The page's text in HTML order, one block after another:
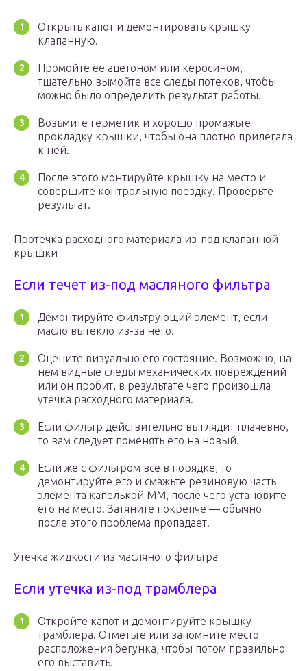
Открыть капот и демонтировать крышку
клапанную.
Промойте ее ацетоном или керосином,
тщательно вымойте все следы потеков, чтобы
можно было определить результат работы.
Возьмите герметик и хорошо промажьте
прокладку крышки, чтобы она плотно прилегала
к ней.
После этого монтируйте крышку на место и
совершите контрольную поездку. Проверьте
результат.
Протечка расходного материала из-под клапанной
крышки
Если течет из-под масляного фильтра
Демонтируйте фильтрующий элемент, если
масло вытекло из-за него.
Оцените визуально его состояние. Возможно, на
нем видные следы механических повреждений
или он пробит, в результате чего произошла
утечка расходного материала.
Если фильтр действительно выглядит плачевно,
то вам следует поменять его на новый.
Если же с фильтром все в порядке, то
демонтируйте его и смажьте резиновую часть
элемента капелькой ММ, после чего установите
его на место. Затяните покрепче — обычно
после этого проблема пропадает.
Утечка жидкости из масляного фильтра
Если утечка из-под трамблера
Откройте капот и демонтируйте крышку
трамблера. Отметьте или запомните место
расположения бегунка, чтобы потом правильно
его выставить.